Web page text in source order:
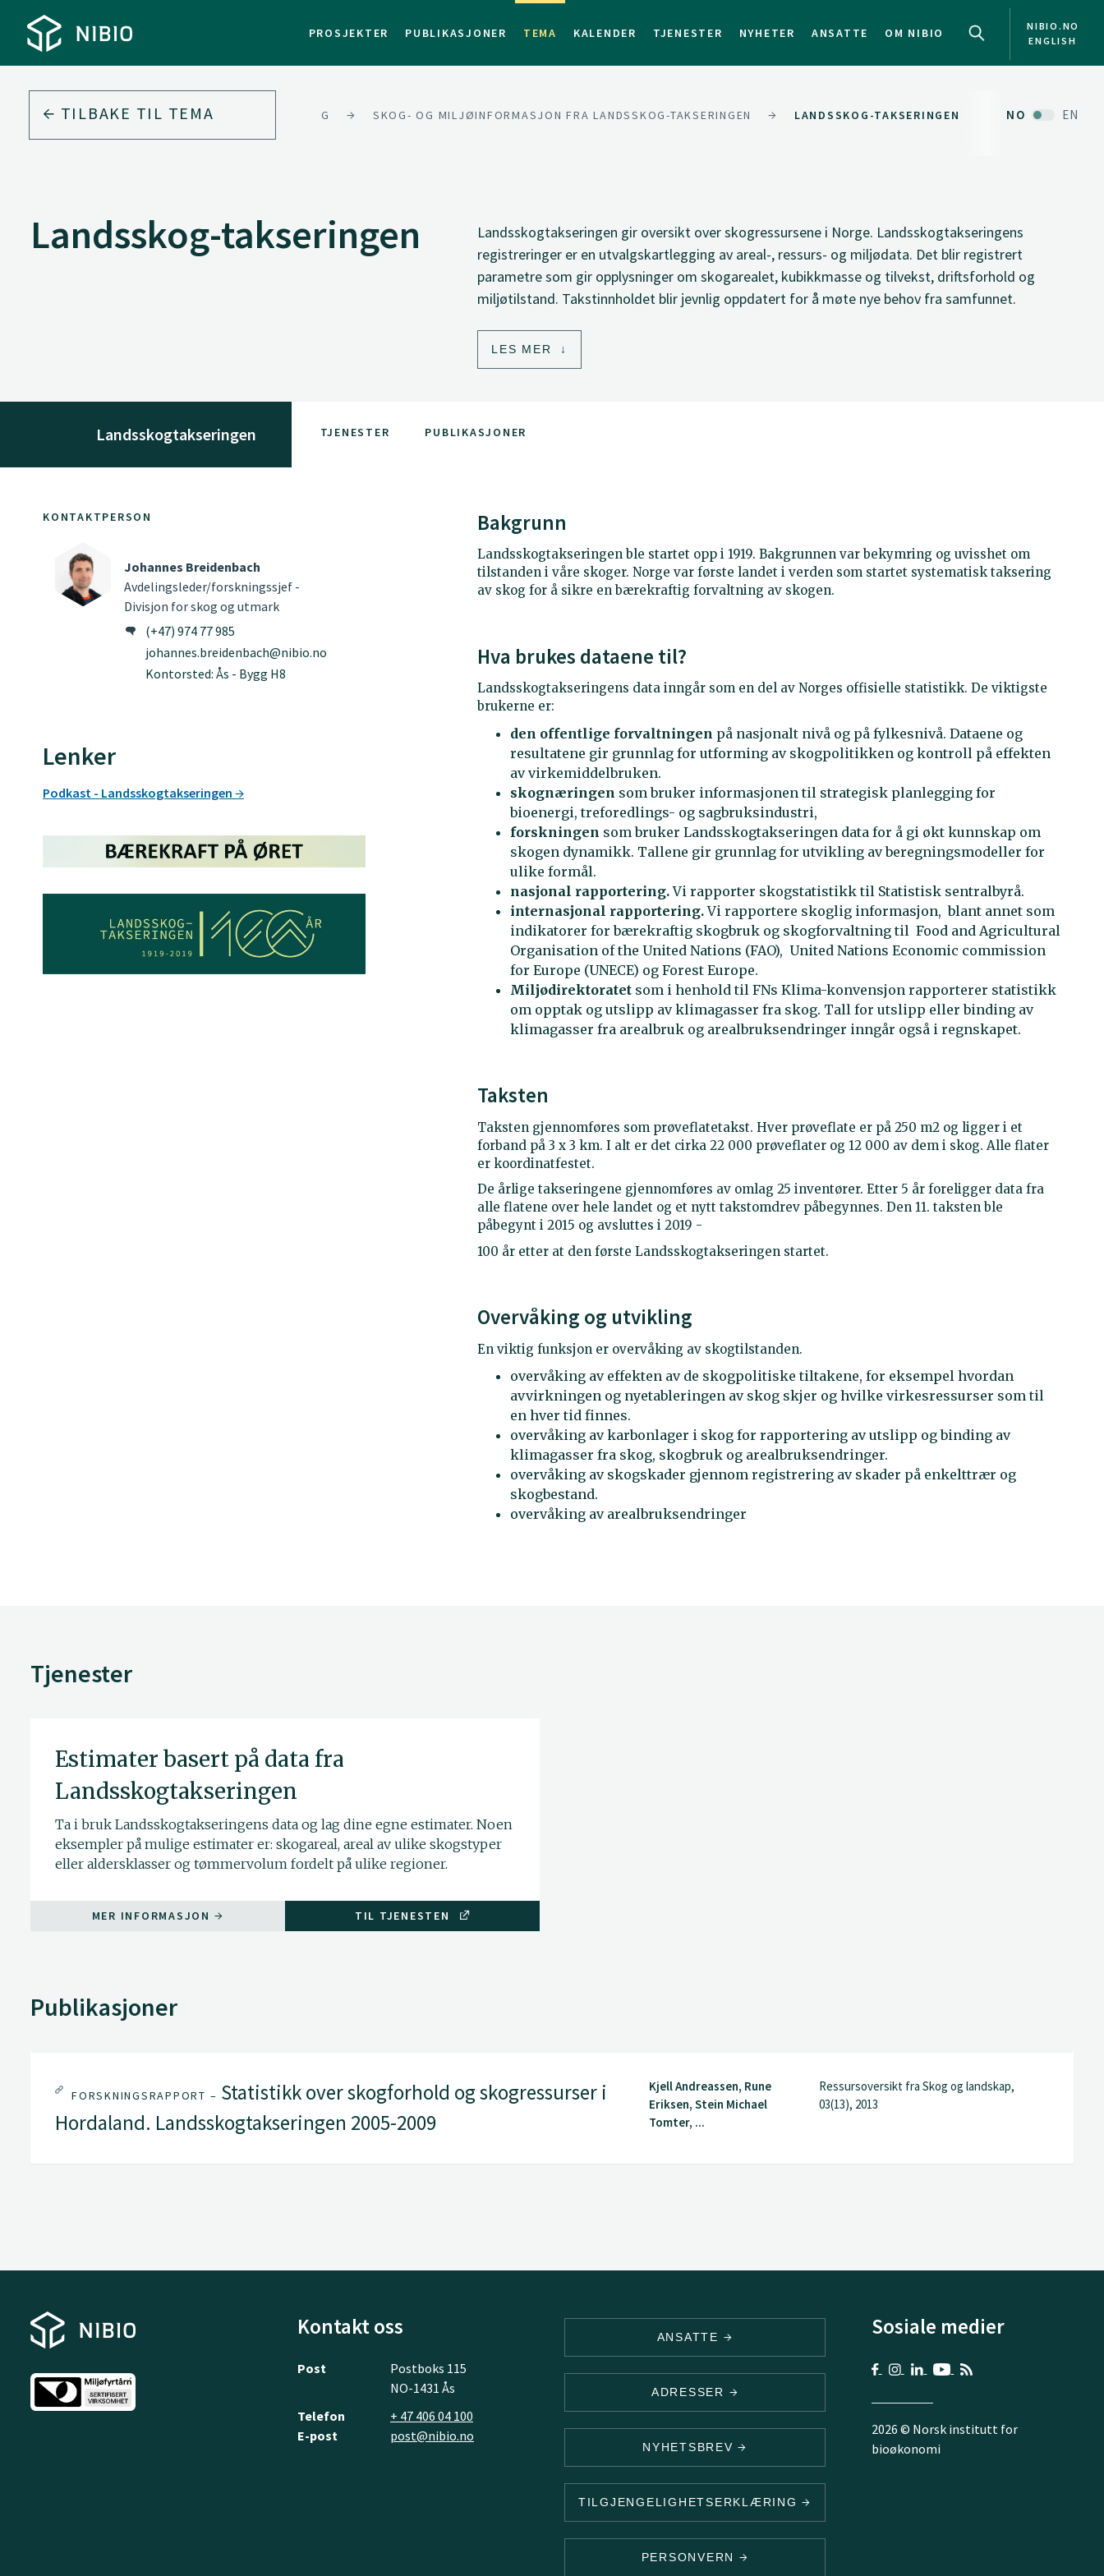
PROSJEKTER PUBLIKASJONER TEMA KALENDER TJENESTER NYHETER ANSATTE OM NIBIO
NIBIO.NO
ENGLISH
TILBAKE TIL TEMA SKOG SKOG- OG MILJØINFORMASJON FRA LANDSSKOG-TAKSERINGEN LANDSSKOG-TAKSERINGEN NO EN
Landsskog-takseringen
Landsskogtakseringen gir oversikt over skogressursene i Norge. Landsskogtakseringens
registreringer er en utvalgskartlegging av areal-, ressurs- og miljødata. Det blir registrert
parametre som gir opplysninger om skogarealet, kubikkmasse og tilvekst, driftsforhold og
miljøtilstand. Takstinnholdet blir jevnlig oppdatert for å møte nye behov fra samfunnet.
LES MER
Landsskogtakseringen TJENESTER PUBLIKASJONER
KONTAKTPERSON
Johannes Breidenbach
Avdelingsleder/forskningssjef -
Divisjon for skog og utmark
(+47) 974 77 985
johannes.breidenbach@nibio.no
Kontorsted: Ås - Bygg H8
Lenker
Podkast - Landsskogtakseringen
Bakgrunn
Landsskogtakseringen ble startet opp i 1919. Bakgrunnen var bekymring og uvisshet om
tilstanden i våre skoger. Norge var første landet i verden som startet systematisk taksering
av skog for å sikre en bærekraftig forvaltning av skogen.
Hva brukes dataene til?
Landsskogtakseringens data inngår som en del av Norges offisielle statistikk. De viktigste
brukerne er:
den offentlige forvaltningen på nasjonalt nivå og på fylkesnivå. Dataene og
resultatene gir grunnlag for utforming av skogpolitikken og kontroll på effekten
av virkemiddelbruken.
skognæringen som bruker informasjonen til strategisk planlegging for
bioenergi, treforedlings- og sagbruksindustri,
forskningen som bruker Landsskogtakseringen data for å gi økt kunnskap om
skogen dynamikk. Tallene gir grunnlag for utvikling av beregningsmodeller for
ulike formål.
nasjonal rapportering.Vi rapporter skogstatistikk til Statistisk sentralbyrå.
internasjonal rapportering.Vi rapportere skoglig informasjon, blant annet som
indikatorer for bærekraftig skogbruk og skogforvaltning til Food and Agricultural
Organisation of the United Nations (FAO), United Nations Economic commission
for Europe (UNECE) og Forest Europe.
Miljødirektoratet som i henhold til FNs Klima-konvensjon rapporterer statistikk
om opptak og utslipp av klimagasser fra skog. Tall for utslipp eller binding av
klimagasser fra arealbruk og arealbruksendringer inngår også i regnskapet.
Taksten
Taksten gjennomføres som prøveflatetakst. Hver prøveflate er på 250 m2 og ligger i et
forband på 3 x 3 km. I alt er det cirka 22 000 prøveflater og 12 000 av dem i skog. Alle flater
er koordinatfestet.
De årlige takseringene gjennomføres av omlag 25 inventører. Etter 5 år foreligger data fra
alle flatene over hele landet og et nytt takstomdrev påbegynnes. Den 11. taksten ble
påbegynt i 2015 og avsluttes i 2019 -
100 år etter at den første Landsskogtakseringen startet.
Overvåking og utvikling
En viktig funksjon er overvåking av skogtilstanden.
overvåking av effekten av de skogpolitiske tiltakene, for eksempel hvordan
avvirkningen og nyetableringen av skog skjer og hvilke virkesressurser som til
en hver tid finnes.
overvåking av karbonlager i skog for rapportering av utslipp og binding av
klimagasser fra skog, skogbruk og arealbruksendringer.
overvåking av skogskader gjennom registrering av skader på enkelttrær og
skogbestand.
overvåking av arealbruksendringer
Tjenester
Estimater basert på data fra
Landsskogtakseringen
Ta i bruk Landsskogtakseringens data og lag dine egne estimater. Noen
eksempler på mulige estimater er: skogareal, areal av ulike skogstyper
eller aldersklasser og tømmervolum fordelt på ulike regioner.
MER INFORMASJON TIL TJENESTEN
Publikasjoner
FORSKNINGSRAPPORT – Statistikk over skogforhold og skogressurser i
Hordaland. Landsskogtakseringen 2005-2009
Kjell Andreassen, Rune
Eriksen, Stein Michael
Tomter, ...
Ressursoversikt fra Skog og landskap,
03(13), 2013
Kontakt oss
Post
Postboks 115
NO-1431 Ås
Telefon
+ 47 406 04 100
E-post
post@nibio.no
ANSATTE
ADRESSER
NYHETSBREV
TILGJENGELIGHETSERKLÆRING
PERSONVERN
Sosiale medier
2026 © Norsk institutt for
bioøkonomi